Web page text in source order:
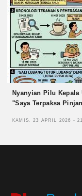
Nyanyian Pilu
"Saya Terpaksa
KAMIS, 23 APRIL 2026 -